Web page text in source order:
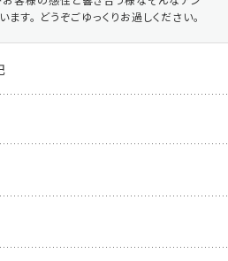
す。 どうぞごゆっくりお過しください。